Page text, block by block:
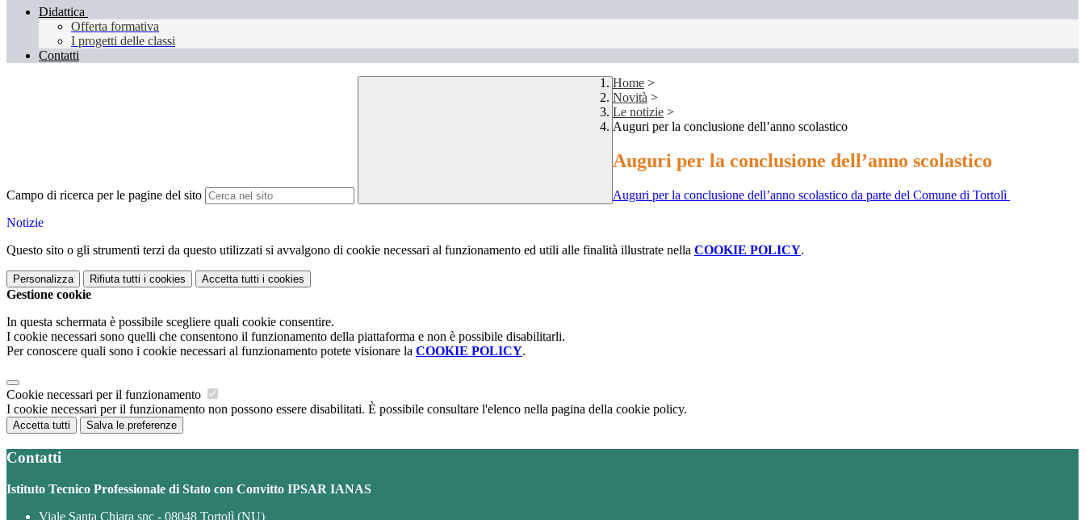
Didattica
Offerta formativa
I progetti delle classi
Contatti
Campo di ricerca per le pagine del sito
Home >
Novità >
Le notizie >
Auguri per la conclusione dell’anno scolastico
Auguri per la conclusione dell’anno scolastico
Auguri per la conclusione dell’anno scolastico da parte del Comune di Tortolì
Notizie
Questo sito o gli strumenti terzi da questo utilizzati si avvalgono di cookie necessari al funzionamento ed utili alle finalità illustrate nella COOKIE POLICY.
Personalizza Rifiuta tutti i cookies Accetta tutti i cookies
Gestione cookie
In questa schermata è possibile scegliere quali cookie consentire.
I cookie necessari sono quelli che consentono il funzionamento della piattaforma e non è possibile disabilitarli.
Per conoscere quali sono i cookie necessari al funzionamento potete visionare la COOKIE POLICY.
Cookie necessari per il funzionamento
I cookie necessari per il funzionamento non possono essere disabilitati. È possibile consultare l'elenco nella pagina della cookie policy.
Accetta tutti Salva le preferenze
Contatti
Istituto Tecnico Professionale di Stato con Convitto IPSAR IANAS
Viale Santa Chiara snc - 08048 Tortolì (NU)